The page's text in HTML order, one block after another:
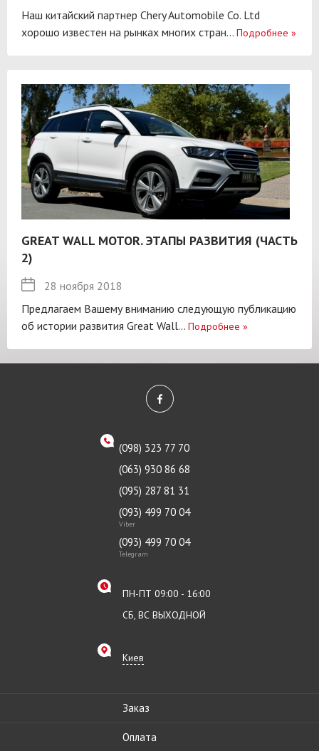
Наш китайский партнер Chery Automobile Co. Ltd
хорошо известен на рынках многих стран... Подробнее »
GREAT WALL MOTOR. ЭТАПЫ РАЗВИТИЯ (ЧАСТЬ
2)
28 ноября 2018
Предлагаем Вашему вниманию следующую публикацию
об истории развития Great Wall... Подробнее »
(098) 323 77 70
(063) 930 86 68
(095) 287 81 31
(093) 499 70 04
Viber
(093) 499 70 04
Telegram
ПН-ПТ 09:00 - 16:00
СБ, ВС ВЫХОДНОЙ
Киев
Заказ
Оплата